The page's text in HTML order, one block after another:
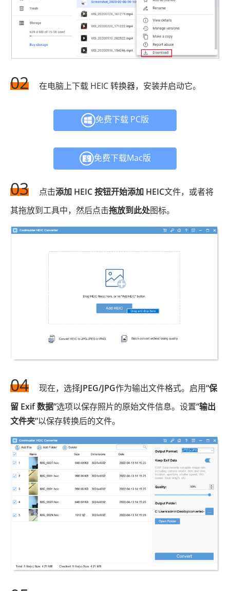
02 在电脑上下载 HEIC 转换器，安装并启动它。
免费下载 PC版
免费下载Mac版
03 点击添加 HEIC 按钮开始添加 HEIC文件，或者将
其拖放到工具中，然后点击拖放到此处图标。
04 现在，选择JPEG/JPG作为输出文件格式。启用“保
留 Exif 数据”选项以保存照片的原始文件信息。设置“输出
文件夹”以保存转换后的文件。